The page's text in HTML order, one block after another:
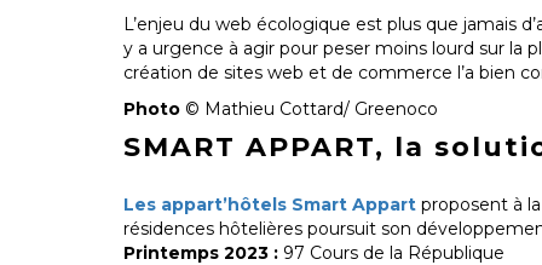
L’enjeu du web écologique est plus que jamais
y a urgence à agir pour peser moins lourd sur la
création de sites web et de commerce l’a bien
Photo © Mathieu Cottard/ Greenoco
SMART APPART, la
Les appart’hôtels Smart Appart proposent à
résidences hôtelières poursuit son
Printemps 2023 : 97 Cours de la République